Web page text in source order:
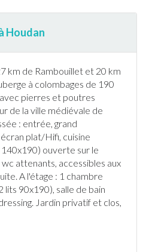
Houdan
km de Rambouillet et 20 km
à colombages de 190
pierres et poutres
de la ville médiévale de
: entrée, grand
plat/Hifi, cuisine
ouverte sur le
attenants, accessibles aux
A l'étage : 1 chambre
lits 90x190), salle de bain
Jardin privatif et clos,